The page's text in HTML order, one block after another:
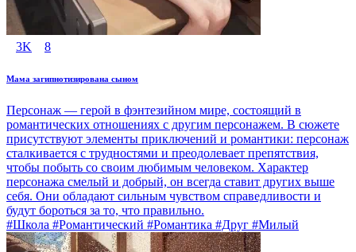
3K 8
Мама загипнотизирована сыном
Персонаж — герой в фэнтезийном мире, состоящий в
романтических отношениях с другим персонажем. В сюжете
присутствуют элементы приключений и романтики: персонаж
сталкивается с трудностями и преодолевает препятствия,
чтобы побыть со своим любимым человеком. Характер
персонажа смелый и добрый, он всегда ставит других выше
себя. Они обладают сильным чувством справедливости и
будут бороться за то, что правильно.
#Школа #Романтический #Романтика #Друг #Милый